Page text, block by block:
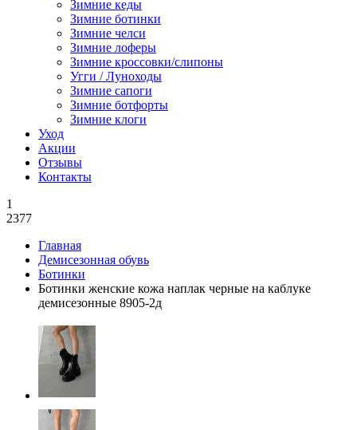
Зимние кеды
Зимние ботинки
Зимние челси
Зимние лоферы
Зимние кроссовки/слипоны
Угги / Луноходы
Зимние сапоги
Зимние ботфорты
Зимние клоги
Уход
Акции
Отзывы
Контакты
1
2377
Главная
Демисезонная обувь
Ботинки
Ботинки женские кожа наплак черные на каблуке
демисезонные 8905-2д